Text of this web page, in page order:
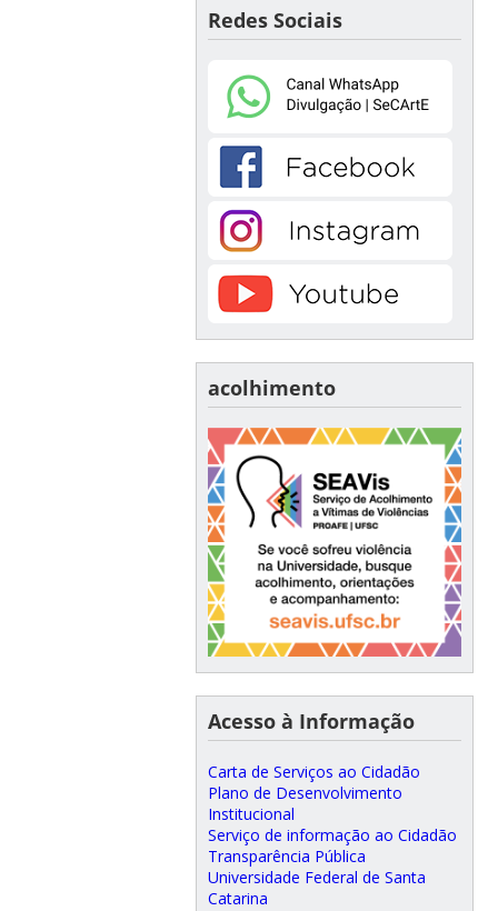
Redes Sociais
acolhimento
Acesso à Informação
Carta de Serviços ao Cidadão
Plano de Desenvolvimento
Institucional
Serviço de informação ao Cidadão
Transparência Pública
Universidade Federal de Santa
Catarina